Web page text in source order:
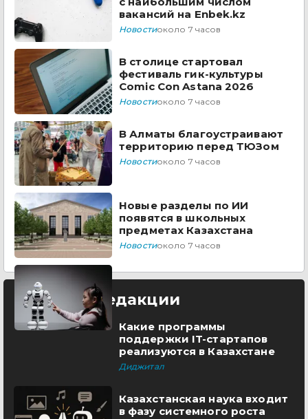
вакансий на Enbek.kz
Новостиоколо 7 часов
В столице стартовал
фестиваль гик-культуры
Comic Con Astana 2026
Новостиоколо 7 часов
В Алматы благоустраивают
территорию перед ТЮЗом
Новостиоколо 7 часов
Новые разделы по ИИ
появятся в школьных
предметах Казахстана
Новостиоколо 7 часов
Выбор редакции
Какие программы
поддержки IT-стартапов
реализуются в Казахстане
Диджитал
Казахстанская наука входит
в фазу системного роста